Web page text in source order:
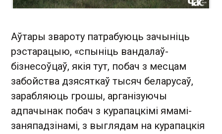
Аўтары звароту патрабуюць зачыніць
рэстарацыю, «спыніць вандалаў-
бізнесоўцаў, якія тут, побач з месцам
забойства дзясяткаў тысяч беларусаў,
зарабляюць грошы, арганізуючы
адпачынак побач з курапацкімі ямамі-
заняпадзінамі, з выглядам на курапацкія